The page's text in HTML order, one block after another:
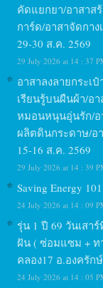
คัดแยกยา/อาสาส
การ์ด/อาสาจัดกา
29-30 ส.ค. 2569
29 July 2026 at 14 : 37
อาสาลงลายกระเ
เรียนรู้บนผืนผ้า/อ
หมอนหนุนอุ่นรัก/อ
ผลิตดินกระดาษ/อ
15-16 ส.ค. 2569
29 July 2026 at 14 : 39
Saving Energy
24 July 2026 at 14 : 09
รุ่น 1 ปี 69 วันเสา
ฝัน ( ซ่อมแซม + ท
คลอง17 อ.องครัก
24 July 2026 at 14 : 05